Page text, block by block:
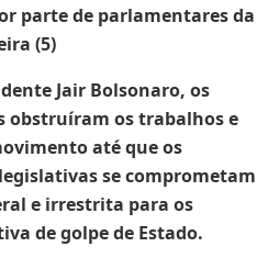
parte de parlamentares da
(5)
Jair Bolsonaro, os
obstruíram os trabalhos e
até que os
se comprometam
e irrestrita para os
de golpe de Estado.